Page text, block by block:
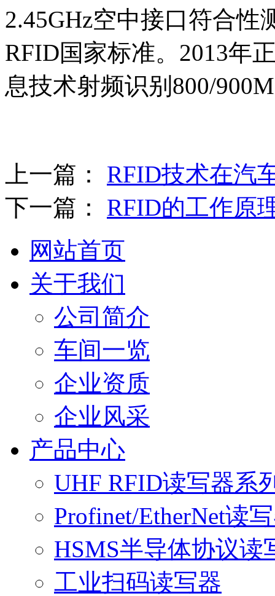
2.45GHz空中接口符合
RFID国家标准。2013年
息技术射频识别800/
上一篇： RFID技术在汽
下一篇： RFID的工作原
网站首页
关于我们
公司简介
车间一览
企业资质
企业风采
产品中心
UHF RFID读写器系
Profinet/EtherNet读
HSMS半导体协议读
工业扫码读写器